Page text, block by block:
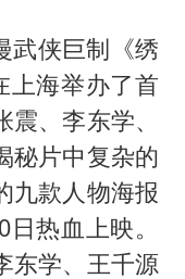
暑期研学游升温 在旅途中增长知识
抹成黑猫
Bin离队
对准中国记者
取出180颗铁钉
长剧
武侠巨制《绣
上海举办了首
、李东学、
秘片中复杂的
九款人物海报
热血上映。
东学、王千源